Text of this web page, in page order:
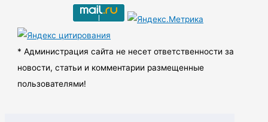
ы
* Администрация сайта не несет ответственности за
новости, статьи и комментарии размещенные
пользователями!